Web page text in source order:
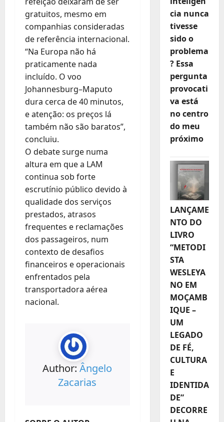
gratuitos, mesmo em
companhias consideradas
de referência internacional.
“Na Europa não há
praticamente nada
incluído. O voo
Johannesburg–Maputo
dura cerca de 40 minutos,
e atenção: os preços lá
também não são baratos”,
concluiu.
O debate surge numa
altura em que a LAM
continua sob forte
escrutínio público devido à
qualidade dos serviços
prestados, atrasos
frequentes e reclamações
dos passageiros, num
contexto de desafios
financeiros e operacionais
enfrentados pela
transportadora aérea
nacional.
Author: Ângelo
Zacarias
cia nunca
tivesse
sido o
problema
? Essa
pergunta
provocati
va está
no centro
do meu
próximo
LANÇAME
NTO DO
LIVRO
“METODI
STA
WESLEYA
NO EM
MOÇAMB
IQUE –
UM
LEGADO
DE FÉ,
CULTURA
E
IDENTIDA
DE”
DECORRE